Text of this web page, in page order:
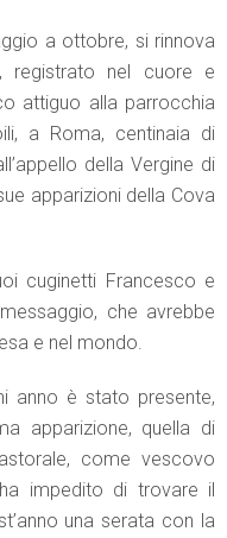
a ottobre, si rinnova
registrato nel cuore e
attiguo alla parrocchia
a Roma, centinaia di
della Vergine di
apparizioni della Cova
cuginetti Francesco e
che avrebbe
e nel mondo.
anno è stato presente,
apparizione, quella di
come vescovo
impedito di trovare il
una serata con la